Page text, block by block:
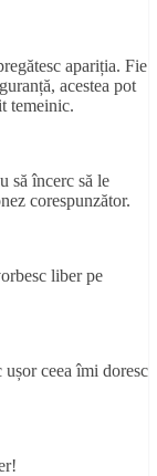
apariția. Fie
acestea pot
temeinic.
să încerc să le
corespunzător.
liber pe
ceea îmi doresc